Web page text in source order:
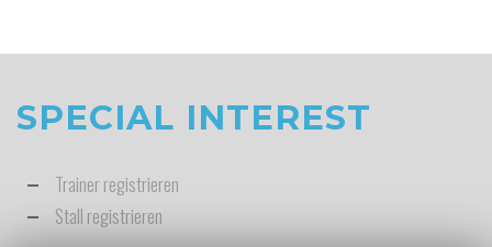
SPECIAL INTEREST
Trainer registrieren
Stall registrieren